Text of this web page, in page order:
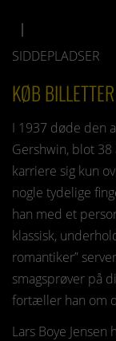
SIDDEPLADSER
KØB
I 1937 døde den
Gershwin, blot
karriere sig kun
nogle tydelige
han med et
klassisk,
romantiker”
smagsprøver på
fortæller han om
Lars Boye